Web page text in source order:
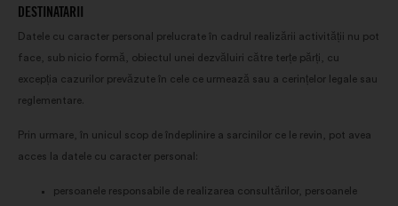
DESTINATARII
Datele cu caracter personal prelucrate în cadrul realizării activității nu pot
face, sub nicio formă, obiectul unei dezvăluiri către terțe părți, cu
excepția cazurilor prevăzute în cele ce urmează sau a cerințelor legale sau
reglementare.
Prin urmare, în unicul scop de îndeplinire a sarcinilor ce le revin, pot avea
acces la datele cu caracter personal:
persoanele responsabile de realizarea consultărilor, persoanele